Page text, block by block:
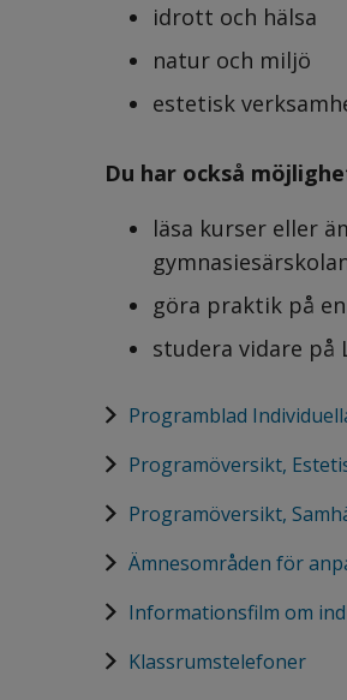
idrott och hälsa
natur och miljö
estetisk
Du har också
läsa kurser eller
göra praktik på
studera vidare på
Programblad
pdf, 4.5 MB, öppnas i nytt
Programöversikt,
pdf, 167.9 kB, öppnas i
Programöversikt,
pdf, 167.9 kB.
Ämnesområden för
Länk till annan webbplats.
Informationsfilm om
Länk till annan webbplats.
Klassrumstelefoner